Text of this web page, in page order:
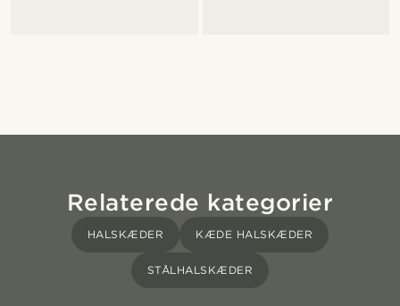
Relaterede kategorier
HALSKÆDER KÆDE HALSKÆDER
STÅLHALSKÆDER